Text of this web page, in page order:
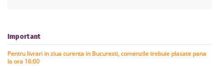
Important
Pentru livrari in ziua curenta in Bucuresti, comenzile trebuie plasate pana
la ora 16:00